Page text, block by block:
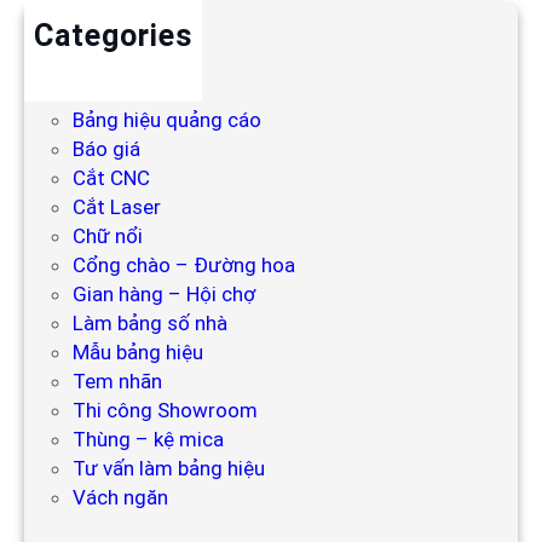
Categories
Bảng hiệu quảng cáo
Báo giá
Cắt CNC
Cắt Laser
Chữ nổi
Cổng chào – Đường hoa
Gian hàng – Hội chợ
Làm bảng số nhà
Mẫu bảng hiệu
Tem nhãn
Thi công Showroom
Thùng – kệ mica
Tư vấn làm bảng hiệu
Vách ngăn